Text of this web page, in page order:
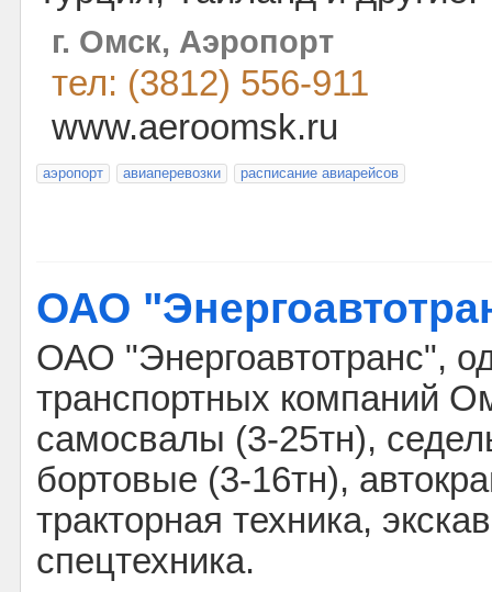
г. Омск, Аэропорт
тел: (3812) 556-911
www.aeroomsk.ru
аэропорт авиаперевозки расписание авиарейсов
ОАО
ОАО "Энергоавтотранс",
транспортных компаний
самосвалы (3-25тн),
бортовые (3-16тн),
тракторная техника,
спецтехника.